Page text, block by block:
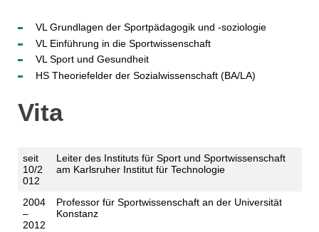
VL Grundlagen der Sportpädagogik und -soziologie
VL Einführung in die Sportwissenschaft
VL Sport und Gesundheit
HS Theoriefelder der Sozialwissenschaft (BA/LA)
Vita
seit
10/2
012
Leiter des Instituts für Sport und Sportwissenschaft
am Karlsruher Institut für Technologie
2004
–
2012
Professor für Sportwissenschaft an der Universität
Konstanz